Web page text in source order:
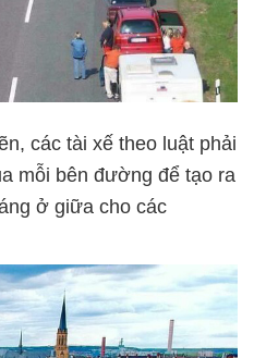
các tài xế theo luật phải
mỗi bên đường để tạo ra
ở giữa cho các